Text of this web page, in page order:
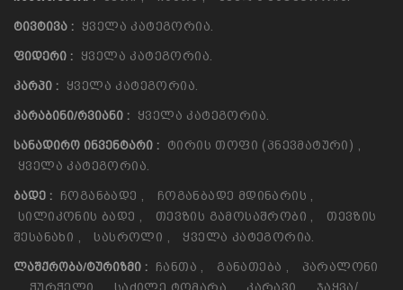
ᲢᲘᲕᲢᲘᲕᲐ : Ყველა Კატეგორია.
ᲤᲘᲓᲔᲠᲘ : Ყველა Კატეგორია.
ᲙᲐᲠᲞᲘ : Ყველა Კატეგორია.
ᲙᲐᲠᲐᲑᲘᲜᲘ/ᲠᲕᲘᲐᲜᲘ : Ყველა Კატეგორია.
ᲡᲐᲜᲐᲓᲘᲠᲝ ᲘᲜᲕᲔᲜᲢᲐᲠᲘ : Ტირის Თოფი (პნევმატური) ,
Ყველა Კატეგორია.
ᲑᲐᲓᲔ : Ჩოგანბადე , Ჩოგანბადე Მდინარის ,
Სილიკონის Ბადე , Თევზის Გამოსაშრობი ,
Თევზის
Შესანახი , Სასროლი , Ყველა Კატეგორია.
ᲚᲐᲨᲥᲠᲝᲑᲐ/ᲢᲣᲠᲘᲖᲛᲘ : Ჩანთა , Განათება ,
Პარალონი